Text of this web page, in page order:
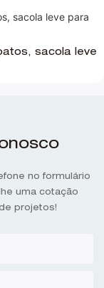
sacola leve
no formulário
uma cotação
projetos!